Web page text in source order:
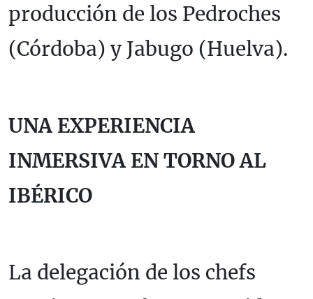
producción de los Pedroches
(Córdoba) y Jabugo (Huelva).
UNA EXPERIENCIA
INMERSIVA EN TORNO AL
IBÉRICO
La delegación de los chefs